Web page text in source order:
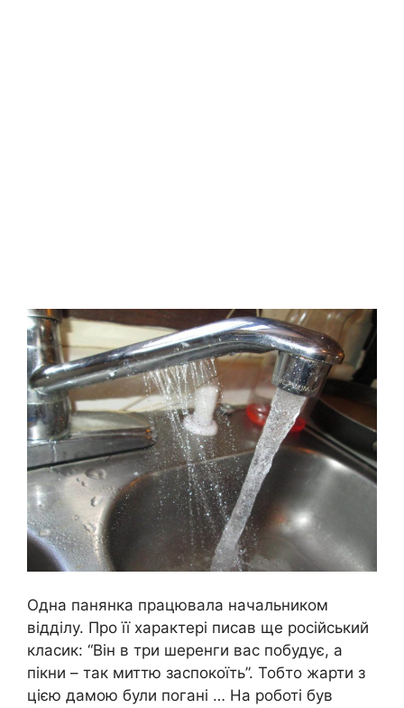
Одна панянка працювала начальником
відділу. Про її характері писав ще російський
класик: “Він в три шеренги вас побудує, а
пікни – так миттю заспокоїть”. Тобто жарти з
цією дамою були погані … На роботі був